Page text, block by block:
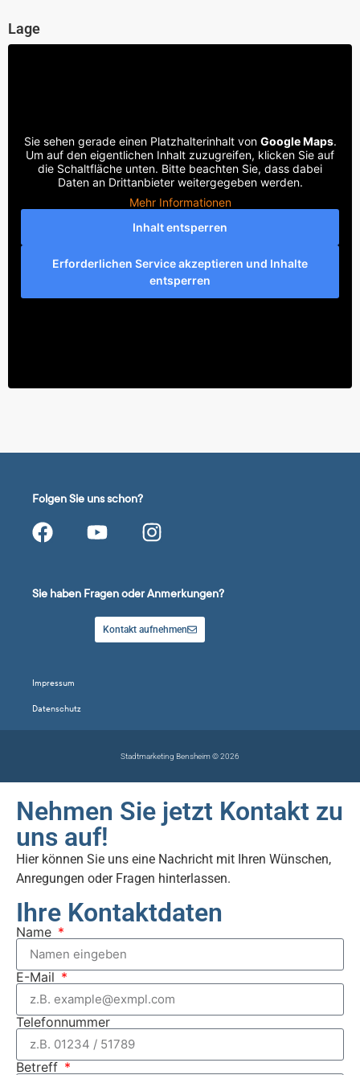
Lage
Sie sehen gerade einen Platzhalterinhalt von Google Maps.
Um auf den eigentlichen Inhalt zuzugreifen, klicken Sie auf
die Schaltfläche unten. Bitte beachten Sie, dass dabei
Daten an Drittanbieter weitergegeben werden.
Mehr Informationen
Inhalt entsperren
Erforderlichen Service akzeptieren und Inhalte
entsperren
Folgen Sie uns schon?
Sie haben Fragen oder Anmerkungen?
Kontakt aufnehmen
Impressum
Datenschutz
Stadtmarketing Bensheim © 2026
Nehmen Sie jetzt Kontakt zu
uns auf!
Hier können Sie uns eine Nachricht mit Ihren Wünschen,
Anregungen oder Fragen hinterlassen.
Ihre Kontaktdaten
Name
E-Mail
Telefonnummer
Betreff